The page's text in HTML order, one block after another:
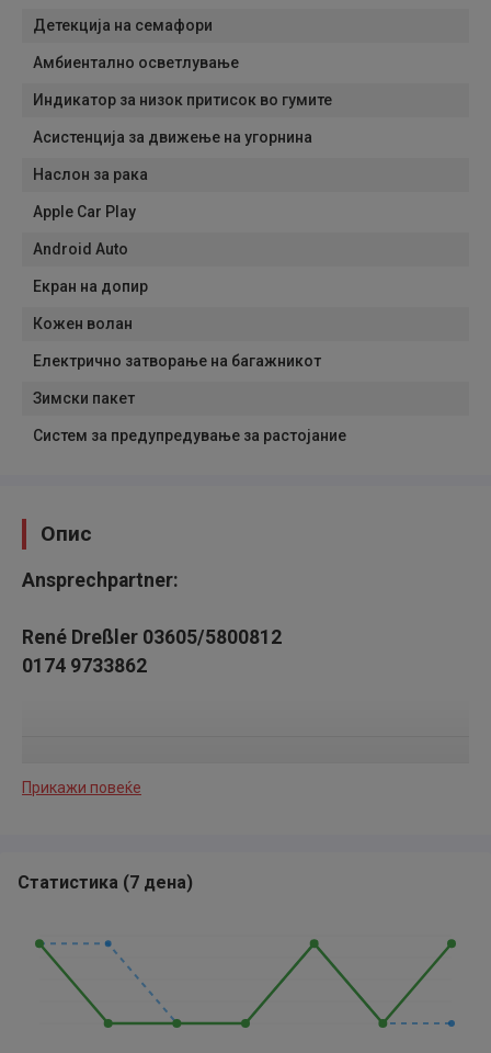
Детекција на семафори
Амбиентално осветлување
Индикатор за низок притисок во гумите
Асистенција за движење на угорнина
Наслон за рака
Apple Car Play
Android Auto
Екран на допир
Кожен волан
Електрично затворање на багажникот
Зимски пакет
Систем за предупредување за растојание
Опис
Ansprechpartner:
René Dreßler 03605/5800812
0174 9733862
Fahrzeugbeschreibung:
Gepäckraum-Abtrennung (Netz)
beheizbares Lenkrad
beiheizbare Windschutzscheibe
Прикажи повеќе
Статистика (7 дена)